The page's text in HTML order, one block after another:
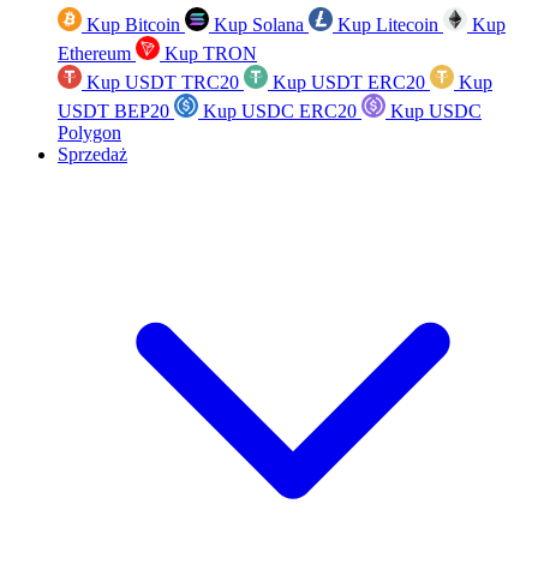
Kup Bitcoin Kup Solana Kup Litecoin
Kup
Ethereum
Kup TRON
Kup USDT TRC20
Kup USDT ERC20
Kup
USDT BEP20
Kup USDC ERC20
Kup USDC
Polygon
Sprzedaż